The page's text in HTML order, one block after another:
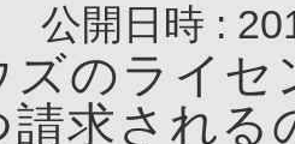
公開日時 :
ズのライセ
請求される